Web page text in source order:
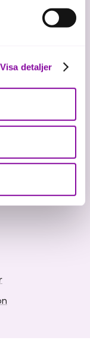
Visa detaljer